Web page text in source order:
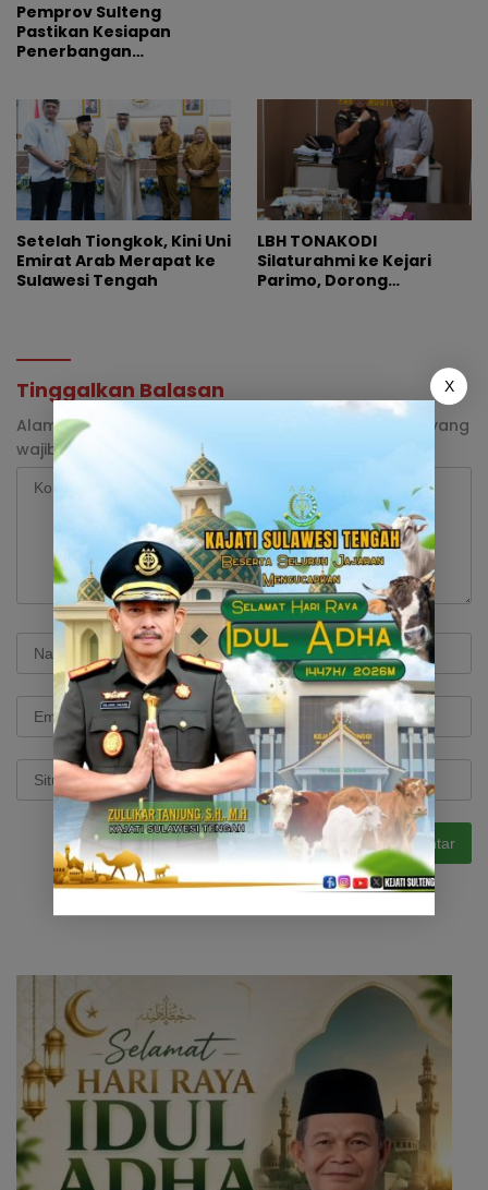
Pemprov Sulteng
Pastikan Kesiapan
Penerbangan
Setelah Tiongkok, Kini Uni
Emirat Arab Merapat ke
Sulawesi Tengah
LBH TONAKODI
Silaturahmi ke Kejari
Parimo, Dorong
Tinggalkan Balasan
Alamat email Anda tidak akan dipublikasikan.
Ruas yang
wajib ditandai
X